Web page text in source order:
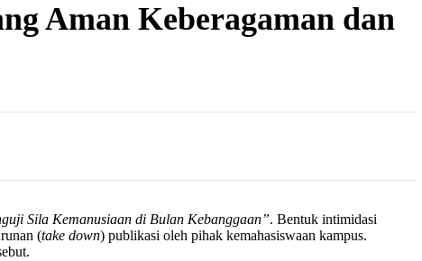
Aman Keberagaman dan
Sila Kemanusiaan di Bulan Kebanggaan”. Bentuk intimidasi
(take down) publikasi oleh pihak kemahasiswaan kampus.